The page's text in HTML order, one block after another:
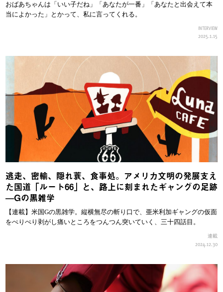
おばあちゃんは「いい子だね」「あなたが一番」「あなたと出会えて本
当によかった」とかって、私に言ってくれる。
INTERVIEW
2025.1.15
逃走、密輸、隠れ蓑、食事処。アメリカ文明の発展支え
た国道「ルート66」と、路上に刻まれたギャングの足跡
—Gの黒雑学
【連載】米国Gの黒雑学。縦横無尽の斬り口で、亜米利加ギャングの仮面
をぺりぺり剥がし痛いところをつんつん突いていく、三十四話目。
連載
2024.12.30